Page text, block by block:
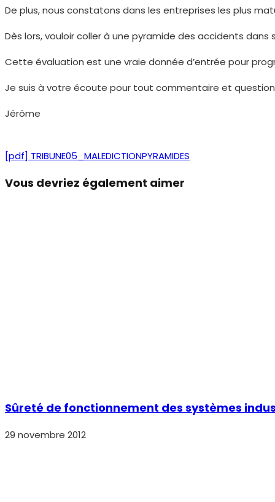
De plus, nous constatons dans les entreprises les plus
Dès lors, vouloir coller à une pyramide des accidents
Cette évaluation est une vraie donnée d’entrée pour
Je suis à votre écoute pour tout commentaire et
Jérôme
[pdf] TRIBUNE05_MALEDICTIONPYRAMIDES
Vous devriez également aimer